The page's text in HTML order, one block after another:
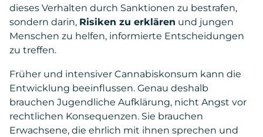
dieses Verhalten durch Sanktionen zu bestrafen,
sondern darin, Risiken zu erklären und jungen
Menschen zu helfen, informierte Entscheidungen
zu treffen.
Früher und intensiver Cannabiskonsum kann die
Entwicklung beeinflussen. Genau deshalb
brauchen Jugendliche Aufklärung, nicht Angst vor
rechtlichen Konsequenzen. Sie brauchen
Erwachsene, die ehrlich mit ihnen sprechen und